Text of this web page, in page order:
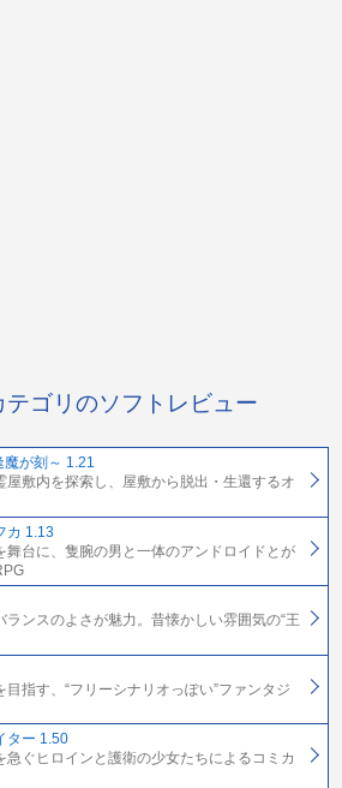
テゴリのソフトレビュー
が刻～ 1.21
屋敷内を探索し、屋敷から脱出・生還するオ
カ 1.13
舞台に、隻腕の男と一体のアンドロイドとが
ンスのよさが魅力。昔懐かしい雰囲気の“王
指す、“フリーシナリオっぽい”ファンタジ
ター 1.50
ぐヒロインと護衛の少女たちによるコミカ